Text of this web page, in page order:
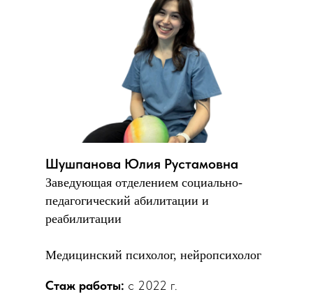
Шушпанова Юлия Рустамовна
Заведующая отделением социально-
педагогический абилитации и
реабилитации
Медицинский психолог, нейропсихолог
Стаж работы: с 2022 г.